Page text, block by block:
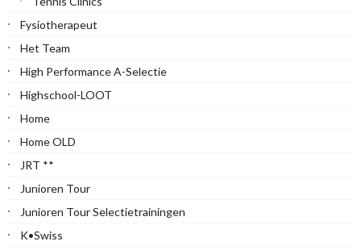
Fysiotherapeut
Het Team
High Performance A-Selectie
Highschool-LOOT
Home
Home OLD
JRT **
Junioren Tour
Junioren Tour Selectietrainingen
K•Swiss